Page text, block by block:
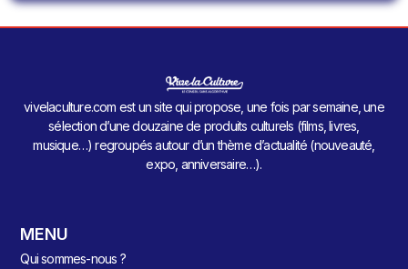
vivelaculture.com est un site qui propose, une fois par semaine, une
sélection d’une douzaine de produits culturels (films, livres,
musique…) regroupés autour d’un thème d’actualité (nouveauté,
expo, anniversaire…).
MENU
Qui sommes-nous ?